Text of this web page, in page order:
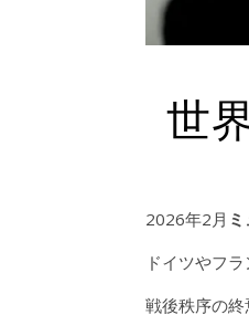
世
2026年2月
ドイツやフ
戦後秩序の終